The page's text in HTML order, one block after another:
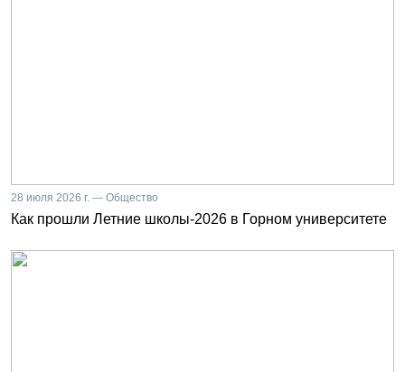
28 июля 2026 г. — Общество
Как прошли Летние школы-2026 в Горном университете